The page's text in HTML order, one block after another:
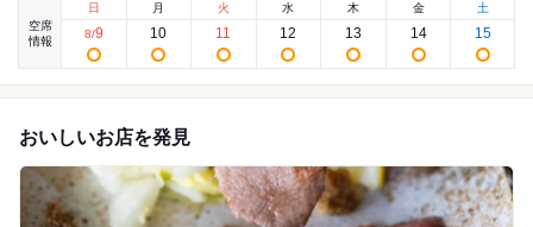
空席
情報
日
8/9
月
10
火
11
水
12
木
13
金
14
土
15
おいしいお店を発見